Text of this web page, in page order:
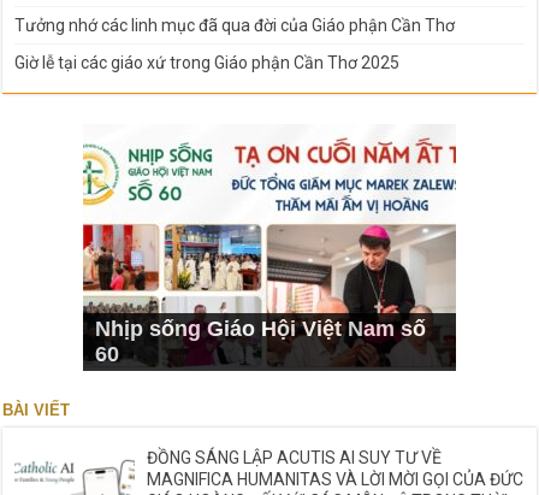
Tưởng nhớ các linh mục đã qua đời của Giáo phận Cần Thơ
Giờ lễ tại các giáo xứ trong Giáo phận Cần Thơ 2025
Nhịp sống Giáo Hội Việt Nam số
60
BÀI VIẾT
ĐỒNG SÁNG LẬP ACUTIS AI SUY TƯ VỀ
MAGNIFICA HUMANITAS VÀ LỜI MỜI GỌI CỦA ĐỨC